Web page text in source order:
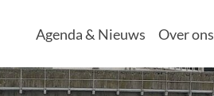
Agenda & Nieuws Over ons